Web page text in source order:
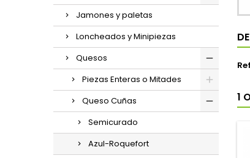
Jamones y paletas
Loncheados y Minipiezas
Quesos
Piezas Enteras o Mitades
Queso Cuñas
Semicurado
Azul-Roquefort
1